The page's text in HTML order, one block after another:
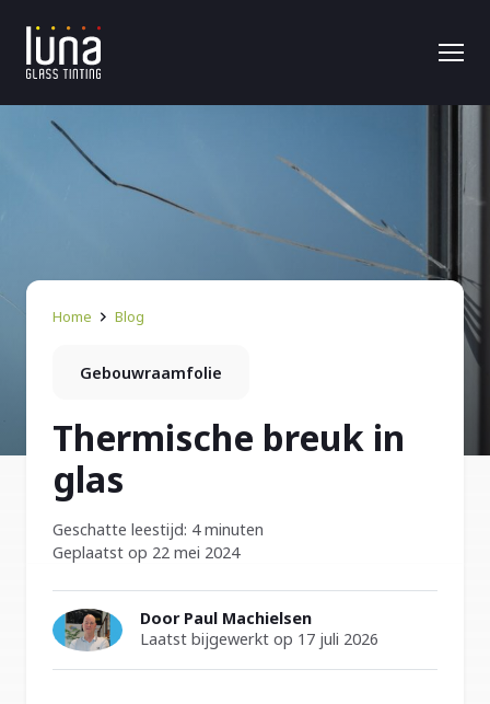
Home Blog
Gebouwraamfolie
Thermische breuk in
glas
Geschatte leestijd: 4 minuten
Geplaatst op 22 mei 2024
Door Paul Machielsen
Laatst bijgewerkt op 17 juli 2026